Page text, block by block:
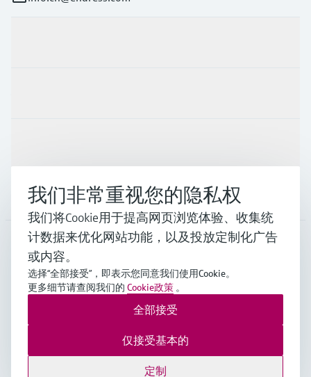
公司
CHN
Endress+Hauser Group Services AG ©版权所有
数据保护
通用条款与条件规范及营业执照
沪公网安备 31011202012364号
我们非常重视您的隐私权
我们将Cookie用于提高网页浏览体验、收集统
计数据来优化网站功能，以及投放定制化广告
或内容。
选择“全部接受”，即表示您同意我们使用Cookie。
更多细节请查阅我们的 Cookie政策 。
定制
仅接受基本的
全部接受